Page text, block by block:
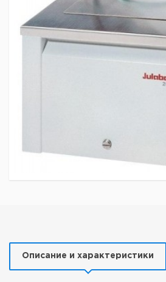
Описание и характеристики